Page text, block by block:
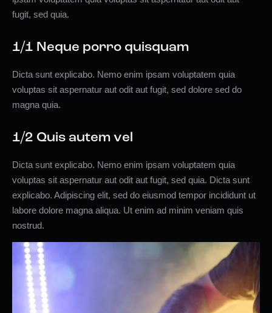
fugit, sed quia.
1/1 Neque porro quisquam
Dicta sunt explicabo. Nemo enim ipsam voluptatem quia
voluptas sit aspernatur aut odit aut fugit, sed dolore sed do
magna quia.
1/2 Quis autem vel
Dicta sunt explicabo. Nemo enim ipsam voluptatem quia
voluptas sit aspernatur aut odit aut fugit, sed quia. Dicta sunt
explicabo. Adipiscing elit, sed do eiusmod tempor incididunt ut
labore dolore magna aliqua. Ut enim ad minim veniam quis
nostrud.